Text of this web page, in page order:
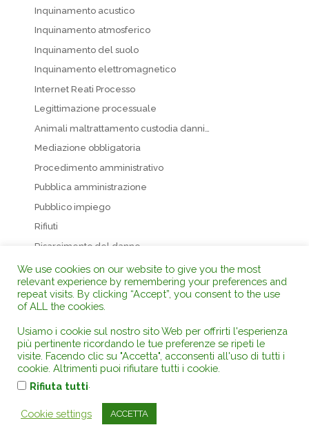
Inquinamento acustico
Inquinamento atmosferico
Inquinamento del suolo
Inquinamento elettromagnetico
Internet Reati Processo
Legittimazione processuale
Animali maltrattamento custodia danni…
Mediazione obbligatoria
Procedimento amministrativo
Pubblica amministrazione
Pubblico impiego
Rifiuti
Risarcimento del danno
Sicurezza sul lavoro
Tutela dei consumatori
VIA VAS AIA VIG
ABBONATI SUBITO alla Rivista e Banca Dati di
Giurisprudenza
We use cookies on our website to give you the most
relevant experience by remembering your preferences and
repeat visits. By clicking “Accept”, you consent to the use
of ALL the cookies.
Usiamo i cookie sul nostro sito Web per offrirti l'esperienza
più pertinente ricordando le tue preferenze se ripeti le
visite. Facendo clic su "Accetta", acconsenti all'uso di tutti i
cookie. Altrimenti puoi rifiutare tutti i cookie.
Rifiuta tutti
Cookie settings ACCETTA